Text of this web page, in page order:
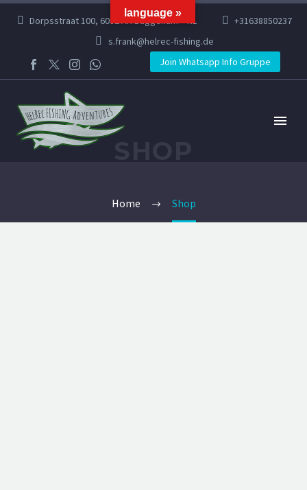
Dorpsstraat 100, 6082 AR Buggenum – NL
+31638850237
s.frank@helrec-fishing.de
Join Whatsapp Info Gruppe
Home Shop
language »